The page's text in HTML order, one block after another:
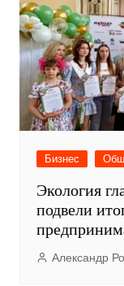
Бизнес
Экология
подвели
Александр